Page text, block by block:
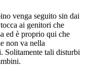
venga seguito sin dai
ai genitori che
ed è proprio qui che
non va nella
Solitamente tali disturbi